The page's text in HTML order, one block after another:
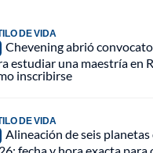
DE VIDA
Chevening abrió
estudiar una maestría en
inscribirse
DE VIDA
Alineación de seis
fecha y hora exacta para